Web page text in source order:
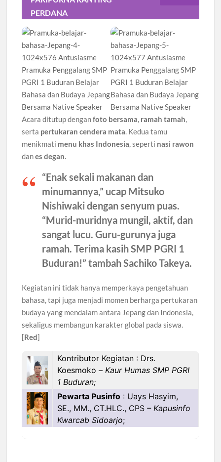
PERDANA
Acara ditutup denganfoto bersama, ramah tamah,
serta pertukaran cendera mata. Kedua tamu
menikmati menu khas Indonesia, seperti nasi rawon
danes degan.
“Enak sekali makanan dan
minumannya,” ucap Mitsuko
Nishiwakidengan senyum puas.
“Murid-muridnya mungil, aktif, dan
sangat lucu. Guru-gurunya juga
ramah. Terima kasih SMP PGRI 1
Buduran!” tambahSachiko Takeya.
Kegiatan ini tidak hanya memperkaya pengetahuan
bahasa, tapi juga menjadi momen berharga pertukaran
budaya yang mendalam antara Jepang dan Indonesia,
sekaligus membangun karakter global pada siswa.
[Red]
Kontributor Kegiatan : Drs.
Koesmoko –Kaur Humas SMP PGRI
1 Buduran;
Pewarta Pusinfo : Uays Hasyim,
SE., MM., CT.HLC., CPS– Kapusinfo
Kwarcab Sidoarjo;